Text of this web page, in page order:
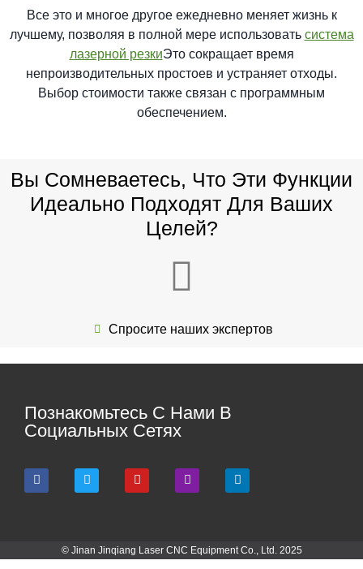
Все это и многое другое ежедневно меняет жизнь к
лучшему, позволяя в полной мере использовать система
лазерной резкиЭто сокращает время
непроизводительных простоев и устраняет отходы.
Выбор стоимости также связан с программным
обеспечением.
Вы Сомневаетесь, Что Эти Функции
Идеально Подходят Для Ваших
Целей?
Спросите наших экспертов
Познакомьтесь С Нами В
Социальных Сетях
© Jinan Jinqiang Laser CNC Equipment Co., Ltd. 2025